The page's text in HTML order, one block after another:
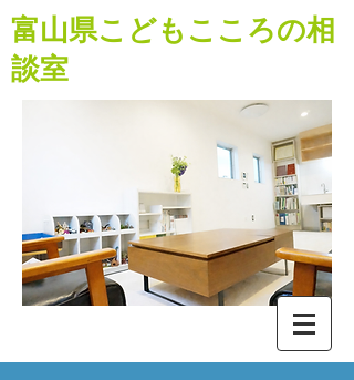
​富山県こどもこころの相
談室